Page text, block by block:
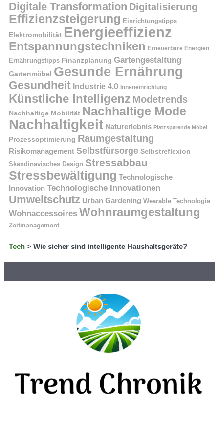
Digitale Transformation Digitalisierung
Effizienzsteigerung Einrichtungstipps
Elektromobilität Energieeffizienz
Entspannungstechniken Erneuerbare Energien
Ernährungstipps Finanzplanung Gartengestaltung
Gartenmöbel Gesunde Ernährung
Gesundheit Industrie 4.0 Inneneinrichtung
Künstliche Intelligenz Modetrends
Nachhaltige Mobilität Nachhaltige Mode
Nachhaltigkeit Naturerlebnis Platzsparende Möbel
Prozessoptimierung Raumgestaltung
Risikomanagement Selbstfürsorge Selbstreflexion
Skandinavisches Design Stressabbau
Stressbewältigung Technologische
Innovation Technologische Innovationen
Umweltschutz Urban Gardening Wearable Technologie
Wohnaccessoires Wohnraumgestaltung
Zeitmanagement
Tech > Wie sicher sind intelligente Haushaltsgeräte?